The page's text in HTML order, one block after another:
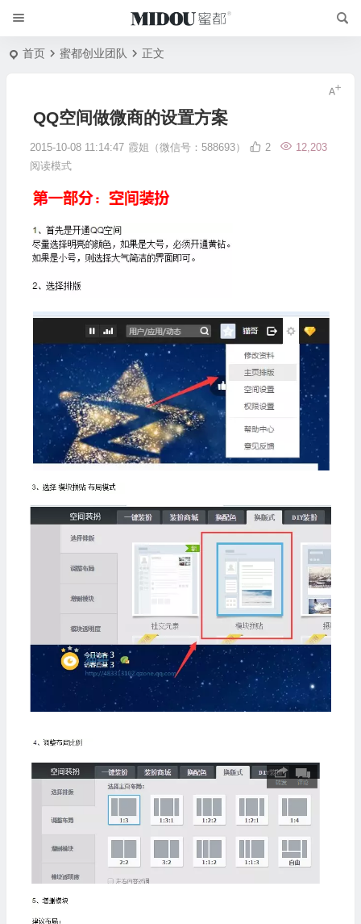
首页 蜜都创业团队 正文
QQ空间做微商的设置方案
2015-10-08 11:14:47 霞姐（微信号：588693） 12,203
2
阅读模式